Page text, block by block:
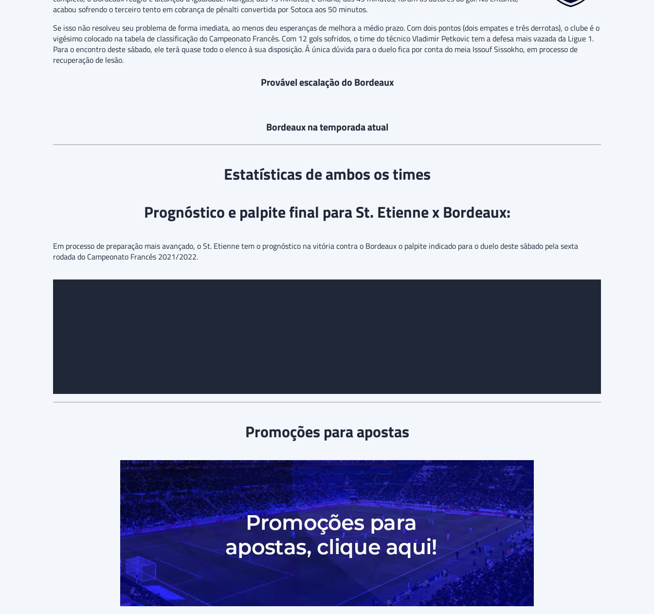
acabou sofrendo o terceiro tento em cobrança de pênalti convertida por Sotoca aos 50 minutos.
Se isso não resolveu seu problema de forma imediata, ao menos deu esperanças de melhora a médio prazo. Com dois pontos (dois empates e três derrotas), o clube é o
vigésimo colocado na tabela de classificação do Campeonato Francês. Com 12 gols sofridos, o time do técnico Vladimir Petkovic tem a defesa mais vazada da Ligue 1.
Para o encontro deste sábado, ele terá quase todo o elenco à sua disposição. Á única dúvida para o duelo fica por conta do meia Issouf Sissokho, em processo de
recuperação de lesão.
Provável escalação do Bordeaux
Bordeaux na temporada atual
Estatísticas de ambos os times
Prognóstico e palpite final para St. Etienne x Bordeaux:
Em processo de preparação mais avançado, o St. Etienne tem o prognóstico na vitória contra o Bordeaux o palpite indicado para o duelo deste sábado pela sexta
rodada do Campeonato Francês 2021/2022.
Promoções para apostas